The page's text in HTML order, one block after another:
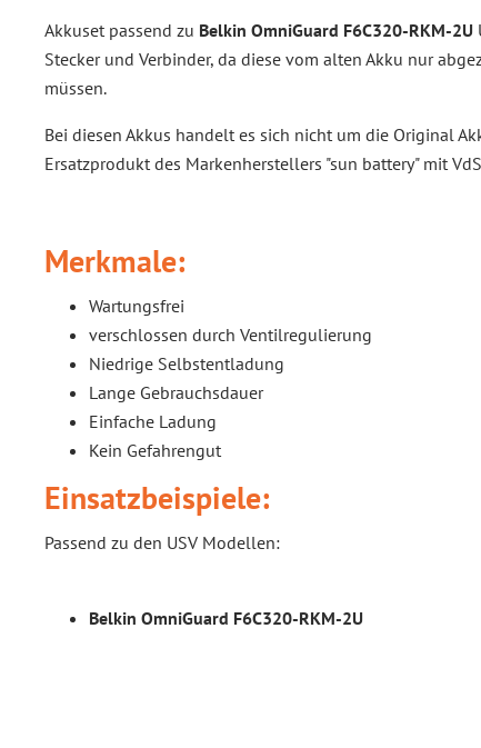
Akkuset passend zu Belkin OmniGuard F6C320-RKM-2U
Stecker und Verbinder, da diese vom alten Akku nur
müssen.
Bei diesen Akkus handelt es sich nicht um die Original
Ersatzprodukt des Markenherstellers "sun battery" mit
Merkmale:
Wartungsfrei
verschlossen durch Ventilregulierung
Niedrige Selbstentladung
Lange Gebrauchsdauer
Einfache Ladung
Kein Gefahrengut
Einsatzbeispiele:
Passend zu den USV Modellen:
Belkin OmniGuard F6C320-RKM-2U